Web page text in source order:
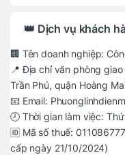
👑 Dịch vụ khách
🏢 Tên doanh nghiệp:
📍 Địa chỉ văn phòng
Trần Phú, quận Hoàng
📧 Email:
🕗 Thời gian làm việc:
🆔 Mã số thuế:
cấp ngày 21/10/2024)